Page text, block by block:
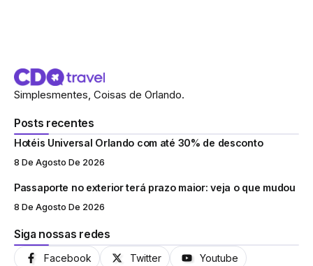
Simplesmentes, Coisas de Orlando.
Posts recentes
Hotéis Universal Orlando com até 30% de desconto
8 De Agosto De 2026
Passaporte no exterior terá prazo maior: veja o que mudou
8 De Agosto De 2026
Siga nossas redes
Facebook Twitter Youtube